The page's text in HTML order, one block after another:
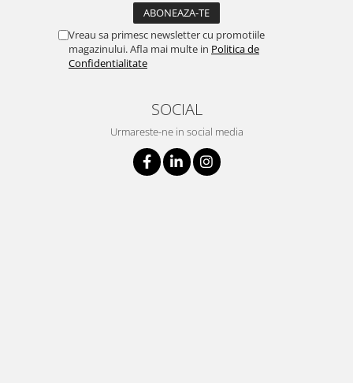
Vreau sa primesc newsletter cu promotiile
magazinului. Afla mai multe in Politica de
Confidentialitate
SOCIAL
Urmareste-ne in social media